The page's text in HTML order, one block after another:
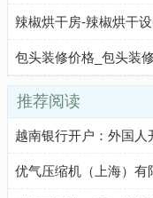
包头装修价格_包头装
推荐阅读
优气压缩机（上海）有